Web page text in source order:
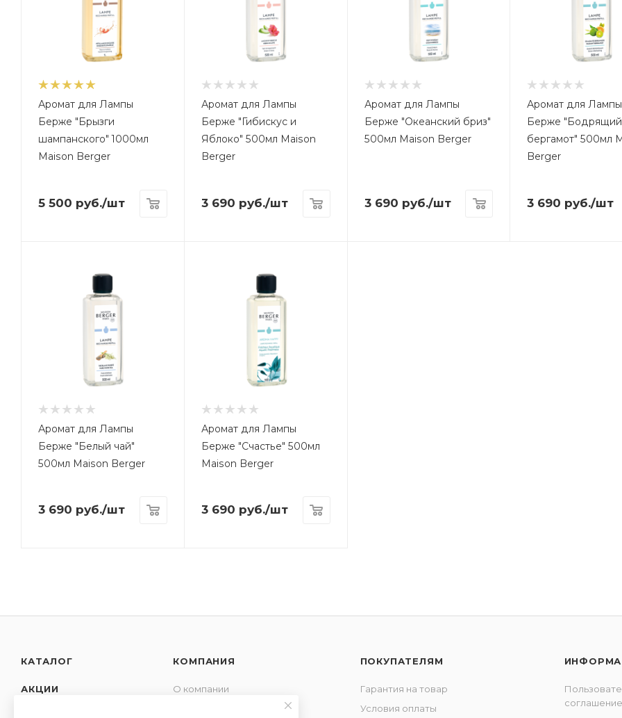
Аромат для Лампы
Берже "Брызги
шампанского" 1000мл
Maison Berger
5 500 руб./шт
Аромат для Лампы
Берже "Гибискус и
Яблоко" 500мл Maison
Berger
3 690 руб./шт
Аромат для Лампы
Берже "Океанский бриз"
500мл Maison Berger
3 690 руб./шт
Аромат для Лампы
Берже "Бодрящий
бергамот" 500мл
Berger
3 690 руб./шт
Аромат для Лампы
Берже "Белый чай"
500мл Maison Berger
3 690 руб./шт
Аромат для Лампы
Берже "Счастье" 500мл
Maison Berger
3 690 руб./шт
КАТАЛОГ
АКЦИИ
КОМПАНИЯ
О компании
ПОКУПАТЕЛЯМ
Гарантия на товар
Условия оплаты
соглашение